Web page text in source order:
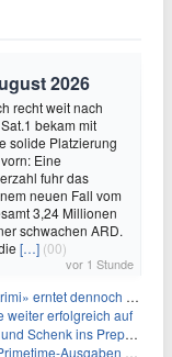
2026
recht weit nach
bekam mit
solide Platzierung
Eine
fuhr das
neuen Fall vom
3,24 Millionen
schwachen ARD.
[…] (00)
vor 1 Stunde
Primetime-Führung
weiter erfolgreich auf
ins Prepper-Milieu
Ausgaben zurück